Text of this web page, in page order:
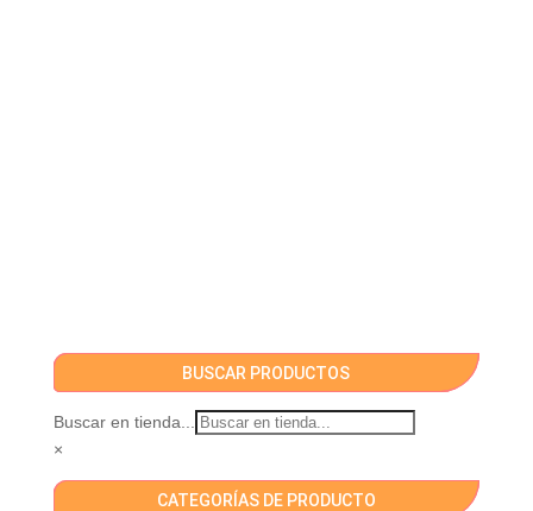
BUSCAR PRODUCTOS
Buscar en tienda...
×
CATEGORÍAS DE PRODUCTO